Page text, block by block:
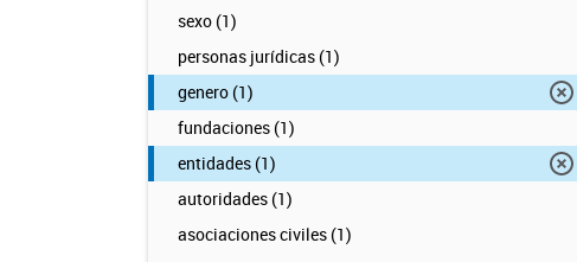
sexo (1)
personas jurídicas (1)
genero (1)
fundaciones (1)
entidades (1)
autoridades (1)
asociaciones civiles (1)